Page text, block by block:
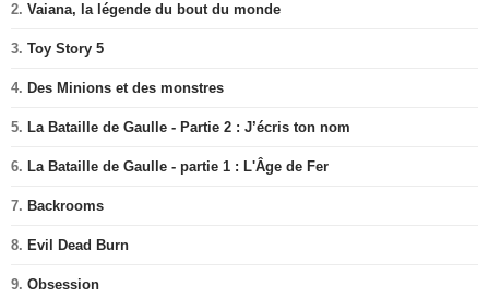
2. Vaiana, la légende du bout du monde
3. Toy Story 5
4. Des Minions et des monstres
5. La Bataille de Gaulle - Partie 2 : J’écris ton nom
6. La Bataille de Gaulle - partie 1 : L'Âge de Fer
7. Backrooms
8. Evil Dead Burn
9. Obsession